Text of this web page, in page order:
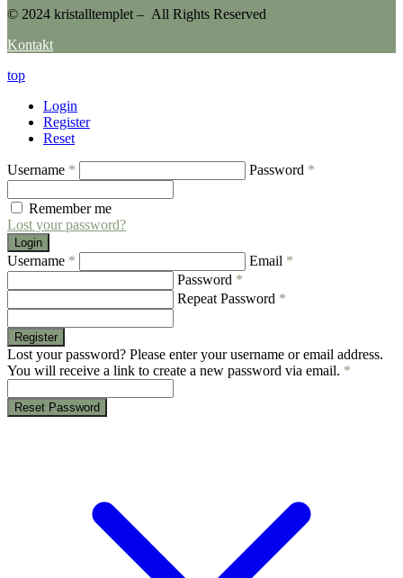
© 2024 kristalltemplet – All Rights Reserved
Kontakt
top
Login
Register
Reset
Username * Password *
Remember me
Lost your password?
Login
Username * Email *
Password *
Repeat Password *
Register
Lost your password? Please enter your username or email address.
You will receive a link to create a new password via email. *
Reset Password